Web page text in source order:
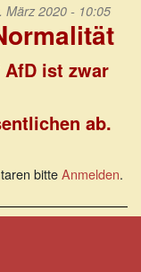
2020 - 10:05
AfD ist zwar
ab.
bitteAnmelden.